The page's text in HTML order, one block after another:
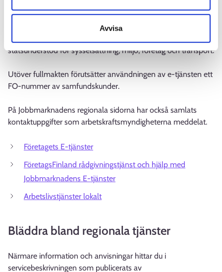
Avvisa
ärenden i samband med inloggningen.
statsunderstöd för sysselsättning, miljö, företag och transport.
Utöver fullmakten förutsätter användningen av e-tjänsten ett
FO-nummer av samfundskunder.
På Jobbmarknadens regionala sidorna har också samlats
kontaktuppgifter som arbetskraftsmyndigheterna meddelat.
Företagets E-tjänster
FöretagsFinland rådgivningstjänst och hjälp med
Jobbmarknadens E-tjänster
Arbetslivstjänster lokalt
Bläddra bland regionala tjänster
Närmare information och anvisningar hittar du i
servicebeskrivningen som publicerats av